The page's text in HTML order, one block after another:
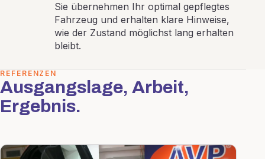
Sie übernehmen Ihr optimal gepflegtes
Fahrzeug und erhalten klare Hinweise,
wie der Zustand möglichst lang erhalten
bleibt.
REFERENZEN
Ausgangslage, Arbeit,
Ergebnis.